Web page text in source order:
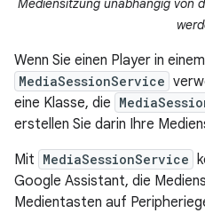
Mediensitzung unabhängig von
Wenn Sie einen Player in
MediaSessionService
eine Klasse, die
erstellen Sie darin Ihre
Mit MediaSessionService
Google Assistant, die
Medientasten auf